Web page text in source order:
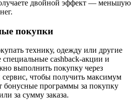
двойной эффект — меньшую
покупки
технику, одежду или другие
cashback-акции и
выполнить покупку через
чтобы получить максимум
бонусные программы за покупку
за сумму заказа.